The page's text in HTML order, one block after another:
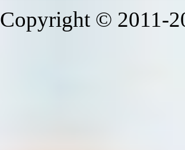
Copyright © 2011-